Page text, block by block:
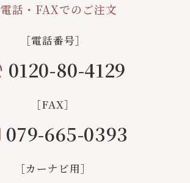
話・FAXでのご注文
［電話番号］
0120-80-4129
［FAX］
079-665-0393
［カーナビ用］